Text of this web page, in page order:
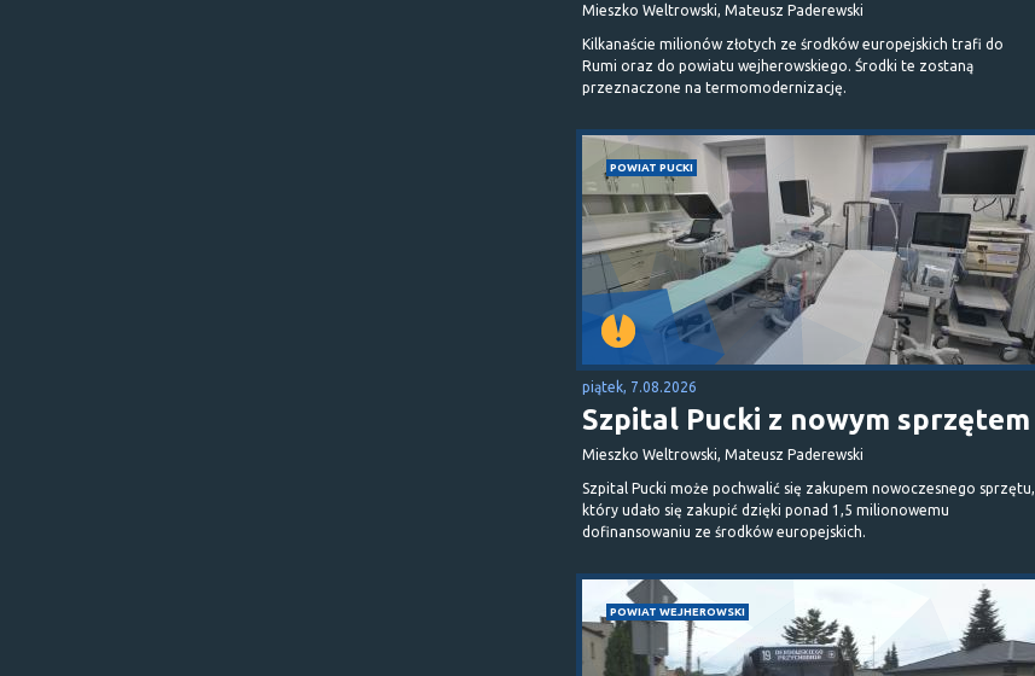
Mieszko Weltrowski, Mateusz Paderewski
Kilkanaście milionów złotych ze środków europejskich trafi do
Rumi oraz do powiatu wejherowskiego. Środki te zostaną
przeznaczone na termomodernizację.
POWIAT PUCKI
piątek, 7.08.2026
Szpital Pucki z nowym sprzętem
Mieszko Weltrowski, Mateusz Paderewski
Szpital Pucki może pochwalić się zakupem nowoczesnego sprzętu,
który udało się zakupić dzięki ponad 1,5 milionowemu
dofinansowaniu ze środków europejskich.
POWIAT WEJHEROWSKI